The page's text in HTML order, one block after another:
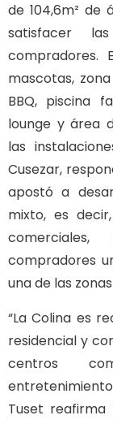
de 104,6m² de
satisfacer
compradores.
mascotas,
BBQ, piscina
lounge y área
las
Cusezar,
apostó a
mixto, es
compradores
una de las
“La Colina es
residencial y
centros
Tuset reafirma